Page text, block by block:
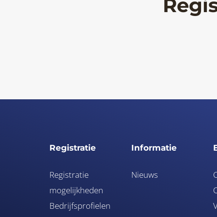
Registratie
Registratie
mogelijkheden
Bedrijfsprofielen
Informatie
Nieuws